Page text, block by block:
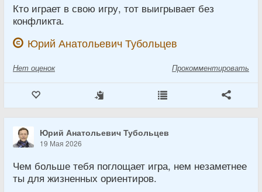
Кто играет в свою игру, тот выигрывает без
конфликта.
Юрий Анатольевич Тубольцев
Нет оценок Прокомментировать
Юрий Анатольевич Тубольцев
19 Мая 2026
Чем больше тебя поглощает игра, нем незаметнее
ты для жизненных ориентиров.